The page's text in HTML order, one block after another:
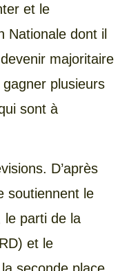
et le
Nationale dont il
majoritaire
plusieurs
sont à
D’après
soutiennent le
le parti de la
et le